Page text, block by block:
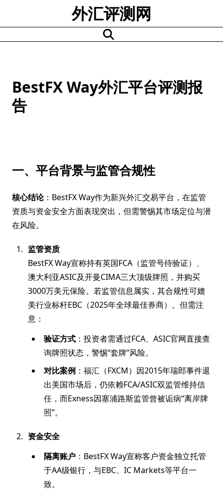
content
外汇评测网
BestFX Way外汇平台评测报
告
一、平台背景与监管合规性
核心结论：BestFX Way作为新兴外汇交易平台，在监管
资质与资金安全方面表现突出，但需警惕其市场定位与潜
在风险。
监管资质
BestFX Way宣称持有英国FCA（监管号待验证）、
澳大利亚ASIC及开曼CIMA三大顶级牌照，并购买
3000万美元保险。若监管信息属实，其合规性可媲
美行业标杆EBC（2025年全球最佳券商）。但需注
意：
验证方式 ：投资者需通过FCA、ASIC官网直接查
询牌照状态，警惕“套牌”风险。
对比案例 ：福汇（FXCM）因2015年瑞郎事件退
出美国市场后，仍依赖FCA/ASIC双监管维持信
任，而Exness因塞浦路斯监管曾被诟病“离岸牌
照”。
资金安全
隔离账户 ：BestFX Way宣称客户资金独立托管
于AA级银行，与EBC、IC Markets等平台一
致。